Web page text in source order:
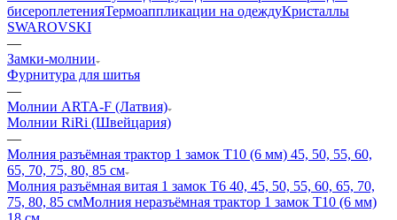
бисероплетенияТермоаппликации на одеждуКристаллы
SWAROVSKI
—
Замки-молнии
Фурнитура для шитья
—
Молнии ARTA-F (Латвия)
Молнии RiRi (Швейцария)
—
Молния разъёмная трактор 1 замок Т10 (6 мм) 45, 50, 55, 60,
65, 70, 75, 80, 85 см
Молния разъёмная витая 1 замок Т6 40, 45, 50, 55, 60, 65, 70,
75, 80, 85 смМолния неразъёмная трактор 1 замок Т10 (6 мм)